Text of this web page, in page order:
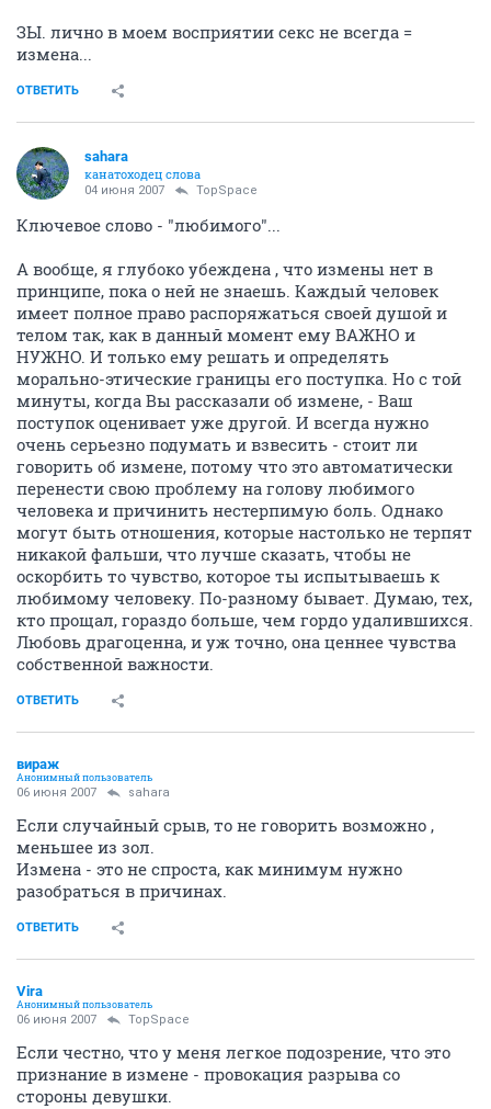
ЗЫ. лично в моем восприятии секс не всегда =
измена...
ОТВЕТИТЬ
sahara
канатоходец слова
04 июня 2007 TopSpace
Ключевое слово - "любимого"...
А вообще, я глубоко убеждена , что измены нет в
принципе, пока о ней не знаешь. Каждый человек
имеет полное право распоряжаться своей душой и
телом так, как в данный момент ему ВАЖНО и
НУЖНО. И только ему решать и определять
морально-этические границы его поступка. Но с той
минуты, когда Вы рассказали об измене, - Ваш
поступок оценивает уже другой. И всегда нужно
очень серьезно подумать и взвесить - стоит ли
говорить об измене, потому что это автоматически
перенести свою проблему на голову любимого
человека и причинить нестерпимую боль. Однако
могут быть отношения, которые настолько не терпят
никакой фальши, что лучше сказать, чтобы не
оскорбить то чувство, которое ты испытываешь к
любимому человеку. По-разному бывает. Думаю, тех,
кто прощал, гораздо больше, чем гордо удалившихся.
Любовь драгоценна, и уж точно, она ценнее чувства
собственной важности.
ОТВЕТИТЬ
вираж
Анонимный пользователь
06 июня 2007 sahara
Если случайный срыв, то не говорить возможно ,
меньшее из зол.
Измена - это не спроста, как минимум нужно
разобраться в причинах.
ОТВЕТИТЬ
Vira
Анонимный пользователь
06 июня 2007 TopSpace
Если честно, что у меня легкое подозрение, что это
признание в измене - провокация разрыва со
стороны девушки.